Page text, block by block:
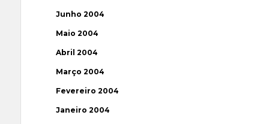
Junho 2004
Maio 2004
Abril 2004
Março 2004
Fevereiro 2004
Janeiro 2004